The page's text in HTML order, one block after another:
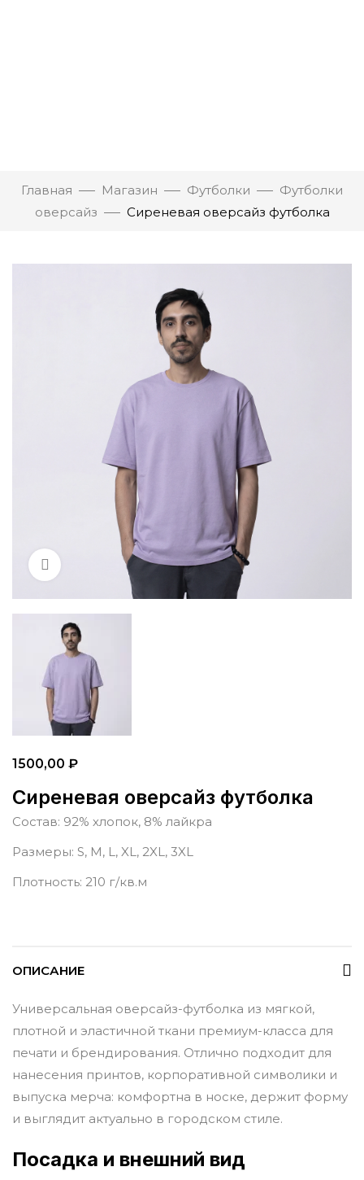
Главная Магазин Футболки
Футболки
оверсайз
Сиреневая оверсайз футболка
Click to enlarge
1500,00 ₽
Сиреневая оверсайз футболка
Состав: 92% хлопок, 8% лайкра
Размеры: S, M, L, XL, 2XL, 3XL
Плотность: 210 г/кв.м
ОПИСАНИЕ
Универсальная оверсайз-футболка из мягкой,
плотной и эластичной ткани премиум-класса для
печати и брендирования. Отлично подходит для
нанесения принтов, корпоративной символики и
выпуска мерча: комфортна в носке, держит форму
и выглядит актуально в городском стиле.
Посадка и внешний вид